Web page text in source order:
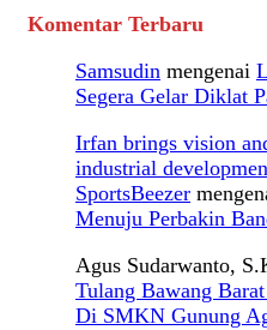
Komentar Terbaru
Samsudin mengenai
Segera Gelar Diklat
Irfan brings vision
industrial
SportsBeezer
Menuju Perbakin
Agus Sudarwanto,
Tulang Bawang
Di SMKN Gunung